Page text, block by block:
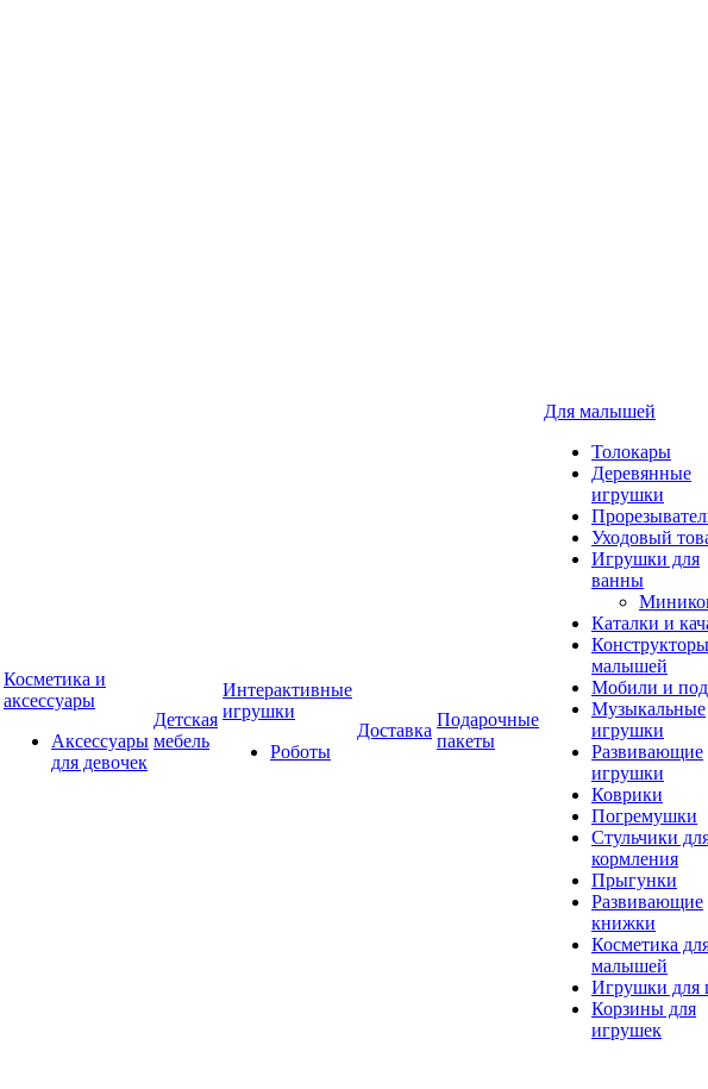
Косметика и
аксессуары
Аксессуары
для девочек
Детская
мебель
Интерактивные
игрушки
Роботы
Доставка
Подарочные
пакеты
Для малышей
Толокары
Деревянные
игрушки
Уходовый
Игрушки для
ванны
Каталки и
малышей
Мобили и
Музыкальные
игрушки
Развивающие
игрушки
Коврики
Погремушки
Стульчики
кормления
Прыгунки
Развивающие
книжки
Косметика
малышей
Игрушки для
Корзины для
игрушек